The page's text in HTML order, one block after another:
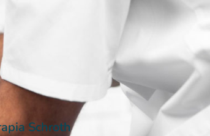
Schroth